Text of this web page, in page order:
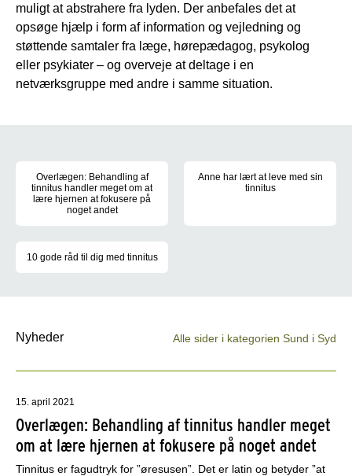
muligt at abstrahere fra lyden. Der anbefales det at
opsøge hjælp i form af information og vejledning og
støttende samtaler fra læge, hørepædagog, psykolog
eller psykiater – og overveje at deltage i en
netværksgruppe med andre i samme situation.
Overlægen: Behandling af
tinnitus handler meget om at
lære hjernen at fokusere på
noget andet
Anne har lært at leve med sin
tinnitus
10 gode råd til dig med tinnitus
Nyheder Alle sider i kategorien Sund i Syd
15. april 2021
Overlægen: Behandling af tinnitus handler meget
om at lære hjernen at fokusere på noget andet
Tinnitus er fagudtryk for ”øresusen”. Det er latin og betyder ”at